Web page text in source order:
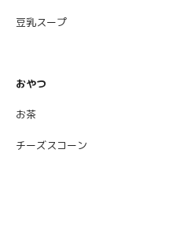
豆乳スープ
おやつ
お茶
チーズスコーン